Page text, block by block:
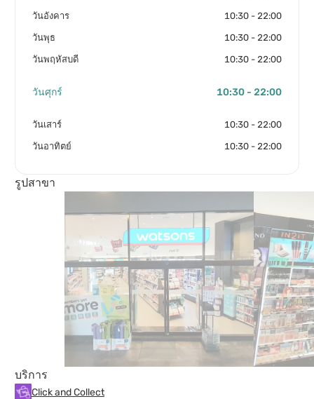
วันอังคาร 10:30 - 22:00
วันพุธ 10:30 - 22:00
วันพฤหัสบดี 10:30 - 22:00
วันศุกร์ 10:30 - 22:00
วันเสาร์ 10:30 - 22:00
วันอาทิตย์ 10:30 - 22:00
รูปสาขา
บริการ
Click and Collect